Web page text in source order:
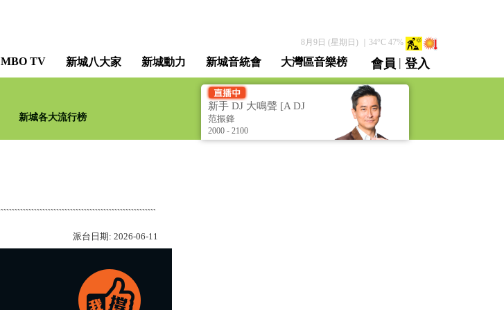
8月9日 (星期日)｜ 34°C 47%
MBO TV 新城八大家 新城動力 新城音統會 大灣區音樂榜 會員 | 登入
直播 / 重溫
新城各大流行榜
新手 DJ 大鳴聲 [A DJ
to be]
范振鋒
2000 - 2100
派台日期: 2026-06-11